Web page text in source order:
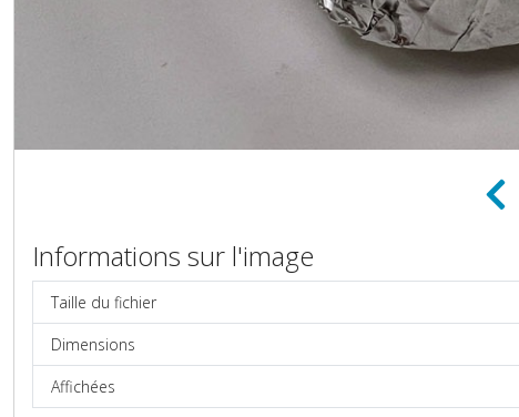
Informations sur l'image
Taille du fichier
Dimensions
Affichées